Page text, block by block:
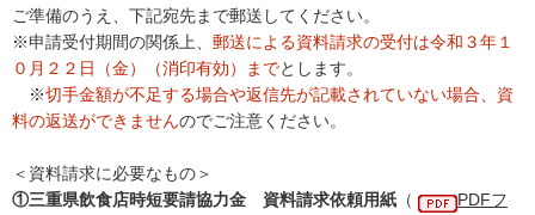
ご準備のうえ、下記宛先まで郵送してください。
※申請受付期間の関係上、 郵送による資料請求の受付は令和３年１
０月２２日（金）（消印有効）までとします。
※切手金額が不足する場合や返信先が記載されていない場合、資
料の返送ができませんのでご注意ください。
＜資料請求に必要なもの＞
①三重県飲食店時短要請協力金 資料請求依頼用紙 （
PDFフ